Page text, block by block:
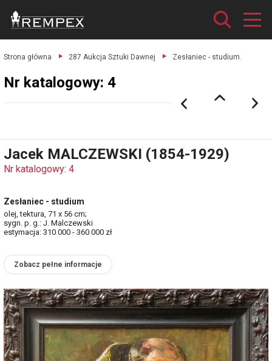
Strona główna 287 Aukcja Sztuki Dawnej Zesłaniec - studium.
Nr katalogowy: 4
Jacek MALCZEWSKI (1854-1929)
Nr katalogowy: 4
Zesłaniec - studium
olej, tektura, 71 x 56 cm;
sygn. p. g.: J. Malczewski
estymacja: 310 000 - 360 000 zł
Zobacz pełne informacje